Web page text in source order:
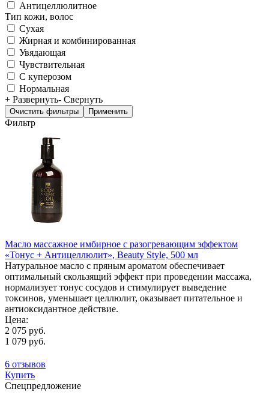
Антицеллюлитное
Тип кожи, волос
Сухая
Жирная и комбинированная
Увядающая
Чувствительная
С куперозом
Нормальная
+ Развернуть- Свернуть
Фильтр
Масло массажное имбирное с разогревающим эффектом
«Тонус + Антицеллюлит», Beauty Style, 500 мл
Натуральное масло с пряным ароматом обеспечивает
оптимальный скользящий эффект при проведении массажа,
нормализует тонус сосудов и стимулирует выведение
токсинов, уменьшает целлюлит, оказывает питательное и
антиоксидантное действие.
Цена:
2 075 руб.
1 079 руб.
6 отзывов
Купить
Спецпредложение